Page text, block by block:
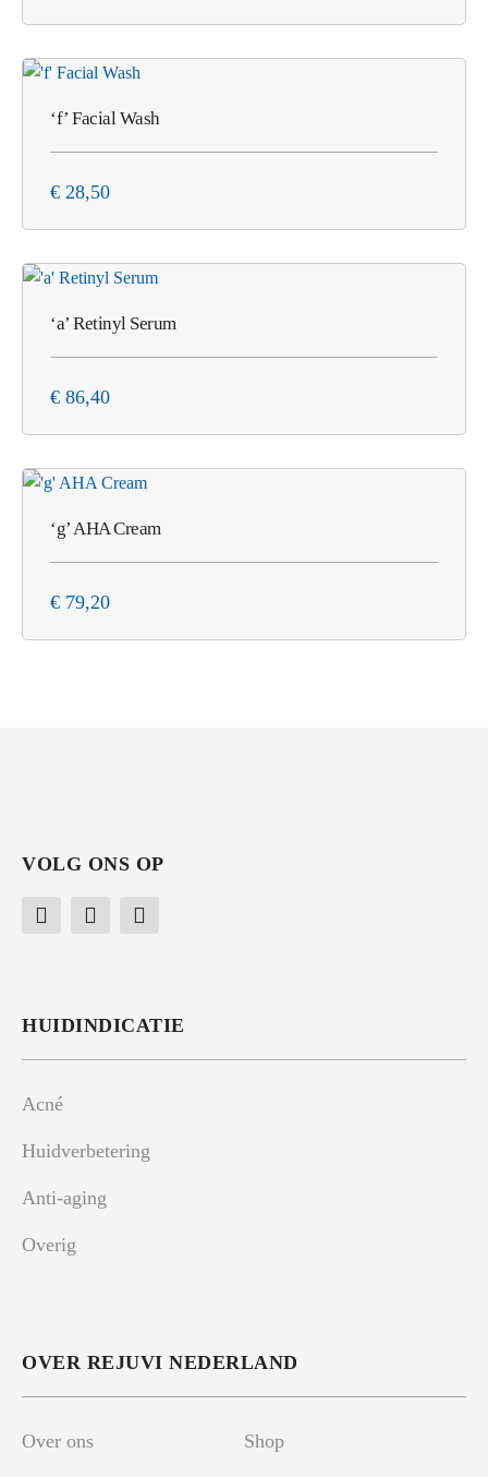
‘f’ Facial Wash
€ 28,50
‘a’ Retinyl Serum
€ 86,40
‘g’ AHA Cream
€ 79,20
VOLG ONS OP
HUIDINDICATIE
Acné
Huidverbetering
Anti-aging
Overig
OVER REJUVI NEDERLAND
Over ons
Shop